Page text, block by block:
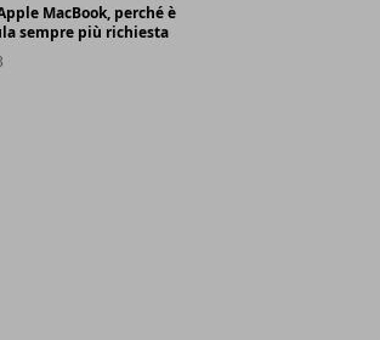
MacBook, perché è
sempre più richiesta